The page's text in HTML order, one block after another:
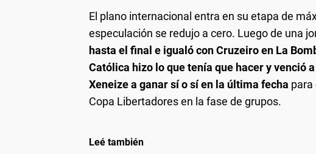
El plano internacional entra en su etapa de
especulación se redujo a cero. Luego de una
hasta el final e igualó con Cruzeiro en La
Católica hizo lo que tenía que hacer y venció
Xeneize a ganar sí o sí en la última fecha para
Copa Libertadores en la fase de grupos.
Leé también